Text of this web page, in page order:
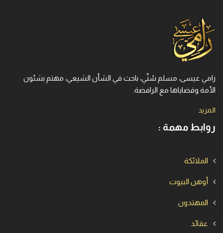
رامي عيسى، مسلم سُنّي، باحث في الشأن الشيعي، مهتم بشئون
الأمة وقضاياها مع الرافضة.
المزيد
روابط مهمة :
الملائكة
أوهن البيوت
المهتدون
عقائد